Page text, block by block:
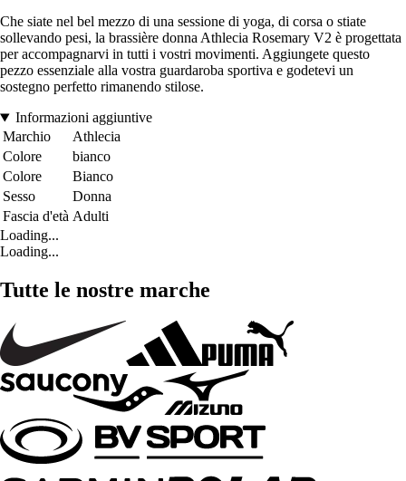
Che siate nel bel mezzo di una sessione di yoga, di corsa o stiate
sollevando pesi, la brassière donna Athlecia Rosemary V2 è progettata
per accompagnarvi in tutti i vostri movimenti. Aggiungete questo
pezzo essenziale alla vostra guardaroba sportiva e godetevi un
sostegno perfetto rimanendo stilose.
Informazioni aggiuntive
Marchio
Athlecia
Colore
bianco
Colore
Bianco
Sesso
Donna
Fascia d'età Adulti
Loading...
Loading...
Tutte le nostre marche